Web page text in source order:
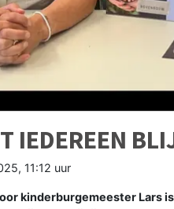
IEDEREEN
11:12 uur
kinderburgemeester Lars